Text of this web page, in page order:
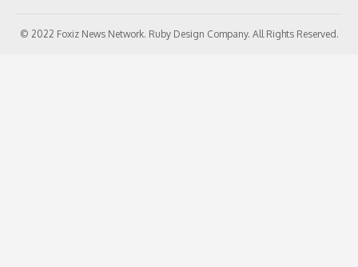
© 2022 Foxiz News Network. Ruby Design Company. All Rights Reserved.